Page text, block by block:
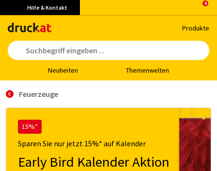
Hilfe & Kontakt
Pro­duk­te
Neu­hei­ten The­men­wel­ten
Feuerzeuge
15%*
Sparen Sie nur jetzt 15%* auf Kalender
Early Bird Kalender Aktion